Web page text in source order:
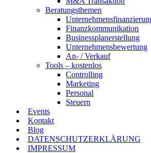
Beratungsthemen
Finanzkommunikation
Businessplanerstellung
Unternehmensbewertung
An- / Verkauf
Tools – kostenlos
Controlling
Marketing
Personal
Steuern
Events
Kontakt
Blog
DATENSCHUTZERKLÄRUNG
IMPRESSUM